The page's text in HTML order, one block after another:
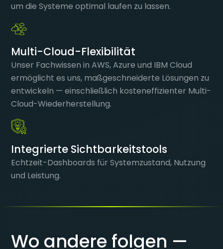
um die Systeme optimal laufen zu lassen.
Multi-Cloud-Flexibilität
Unser Fachwissen in AWS, Azure und IBM Cloud
ermöglicht es uns, maßgeschneiderte Lösungen zu
entwickeln — einschließlich kosteneffizienter Multi-
Cloud-Wiederherstellung.
Integrierte Sichtbarkeitstools
Echtzeit-Dashboards für Systemzustand, Nutzung
und Leistung.
Wo andere folgen —